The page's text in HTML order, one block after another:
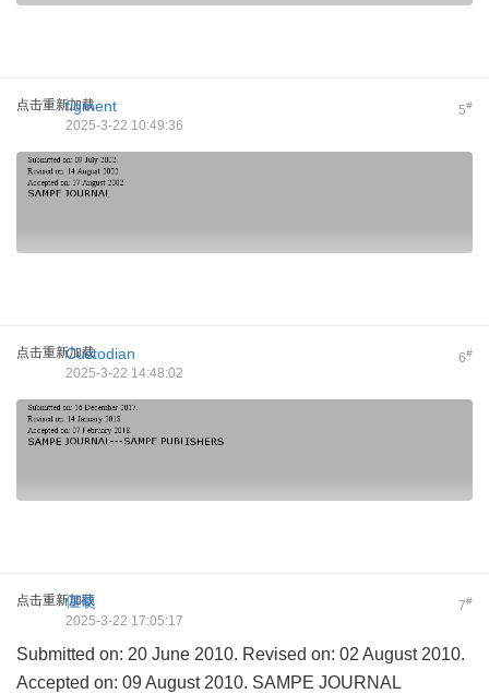
点击重新加载 5#
figment
2025-3-22 10:49:36
点击重新加载 6#
Custodian
2025-3-22 14:48:02
点击重新加载 7#
僵硬
2025-3-22 17:05:17
Submitted on: 20 June 2010. Revised on: 02 August 2010.
Accepted on: 09 August 2010. SAMPE JOURNAL